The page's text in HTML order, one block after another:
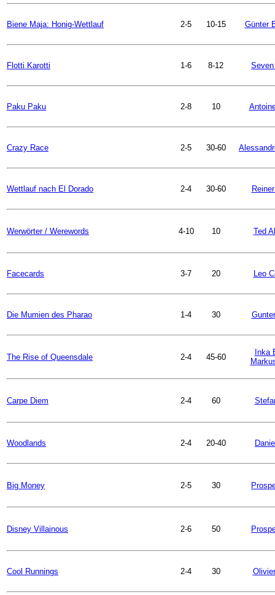
Biene Maja: Honig-Wettlauf 2-5 10-15 Günter
Flotti Karotti 1-6 8-12
Paku Paku 2-8 10
Crazy Race 2-5 30-60
Wettlauf nach El Dorado 2-4 30-60
Werwörter / Werewords 4-10 10 Ted
Facecards 3-7 20 Leo
Die Mumien des Pharao 1-4 30
The Rise of Queensdale 2-4 45-60
Inka
Carpe Diem 2-4 60
Woodlands 2-4 20-40
Big Money 2-5 30
Disney Villainous 2-6 50
Cool Runnings 2-4 30